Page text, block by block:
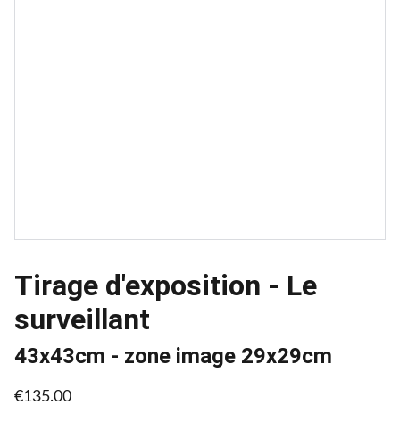
Tirage d'exposition - Le
surveillant
43x43cm - zone image 29x29cm
€135.00